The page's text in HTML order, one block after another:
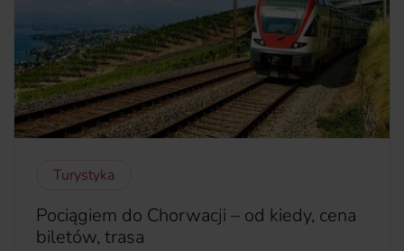
Turystyka
Pociągiem do Chorwacji – od kiedy, cena
biletów, trasa